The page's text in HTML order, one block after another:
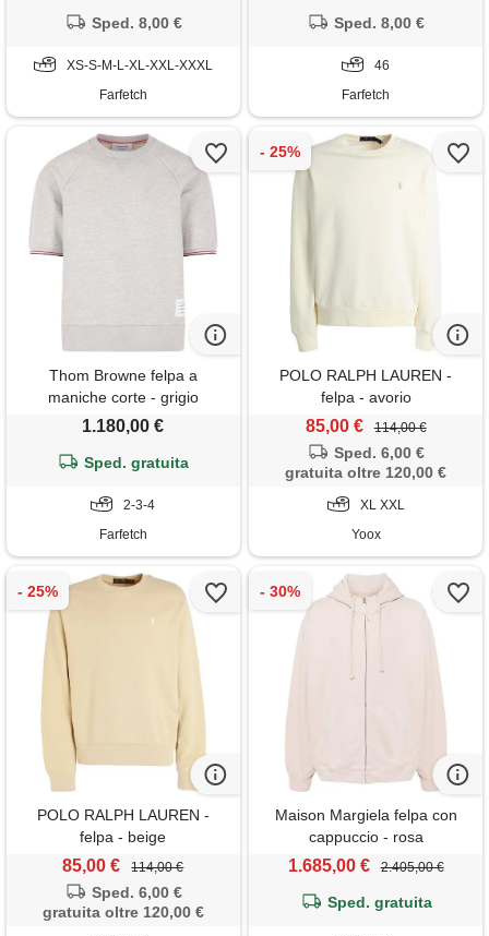
Sped. 8,00 €
XS-S-M-L-XL-XXL-XXXL
Farfetch
Sped. 8,00 €
46
Farfetch
Thom Browne felpa a
maniche corte - grigio
1.180,00 €
Sped. gratuita
2-3-4
Farfetch
POLO RALPH LAUREN -
felpa - avorio
85,00 € 114,00 €
Sped. 6,00 €
gratuita oltre 120,00 €
XL XXL
Yoox
POLO RALPH LAUREN -
felpa - beige
85,00 € 114,00 €
Sped. 6,00 €
gratuita oltre 120,00 €
Maison Margiela felpa con
cappuccio - rosa
1.685,00 € 2.405,00 €
Sped. gratuita